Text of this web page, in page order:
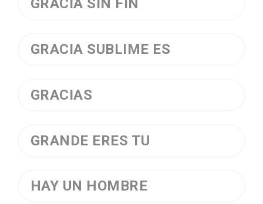
GRACIA SIN FIN
GRACIA SUBLIME ES
GRACIAS
GRANDE ERES TU
HAY UN HOMBRE